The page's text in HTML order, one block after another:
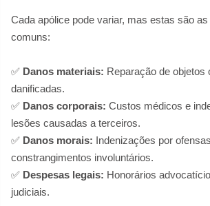
Cada apólice pode variar, mas estas são
comuns:
✅ Danos materiais: Reparação de objetos
danificadas.
✅ Danos corporais: Custos médicos e
lesões causadas a terceiros.
✅ Danos morais: Indenizações por
constrangimentos involuntários.
✅ Despesas legais: Honorários
judiciais.